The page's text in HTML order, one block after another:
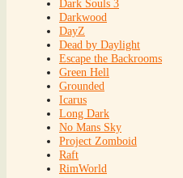
Dark Souls 3
Darkwood
DayZ
Dead by Daylight
Escape the Backrooms
Green Hell
Grounded
Icarus
Long Dark
No Mans Sky
Project Zomboid
Raft
RimWorld